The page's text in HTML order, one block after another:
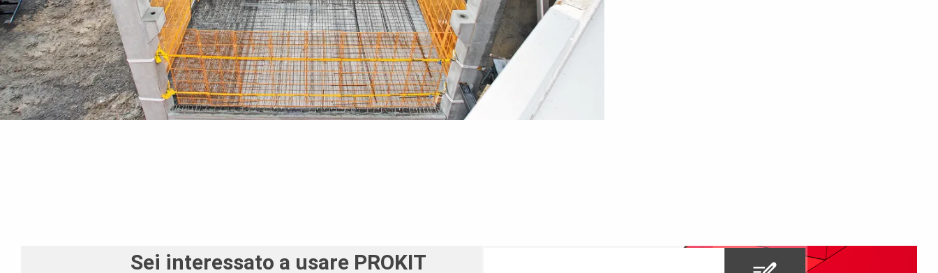
Sei interessato a usare PROKIT